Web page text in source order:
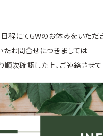
程にてGWのお休みをいただき
お問合せにつきましては
順次確認した上、ご連絡させて